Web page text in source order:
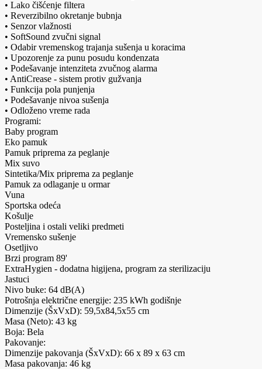
• Lako čišćenje filtera
• Reverzibilno okretanje bubnja
• Senzor vlažnosti
• SoftSound zvučni signal
• Odabir vremenskog trajanja sušenja u koracima
• Upozorenje za punu posudu kondenzata
• Podešavanje intenziteta zvučnog alarma
• AntiCrease - sistem protiv gužvanja
• Funkcija pola punjenja
• Podešavanje nivoa sušenja
• Odloženo vreme rada
Programi:
Baby program
Eko pamuk
Pamuk priprema za peglanje
Mix suvo
Sintetika/Mix priprema za peglanje
Pamuk za odlaganje u ormar
Vuna
Sportska odeća
Košulje
Posteljina i ostali veliki predmeti
Vremensko sušenje
Osetljivo
Brzi program 89'
ExtraHygien - dodatna higijena, program za sterilizaciju
Jastuci
Nivo buke: 64 dB(A)
Potrošnja električne energije: 235 kWh godišnje
Dimenzije (ŠxVxD): 59,5x84,5x55 cm
Masa (Neto): 43 kg
Boja: Bela
Pakovanje:
Dimenzije pakovanja (ŠxVxD): 66 x 89 x 63 cm
Masa pakovanja: 46 kg